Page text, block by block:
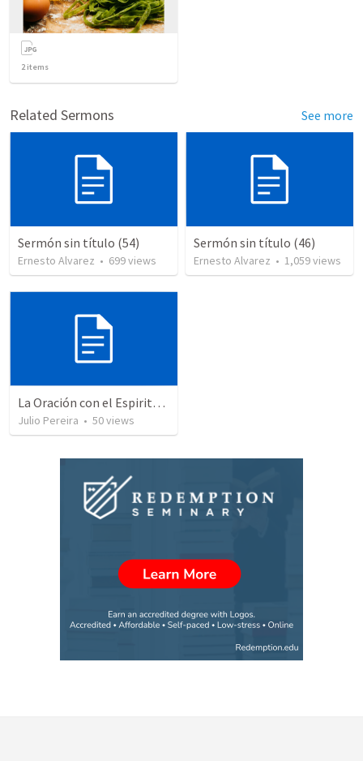
2items
Related Sermons See more
Sermón sin título (54)
Ernesto Alvarez • 699views
Sermón sin título (46)
Ernesto Alvarez • 1,059views
La Oración con el Espiritu Santo y el Entendimiento
Julio Pereira • 50views